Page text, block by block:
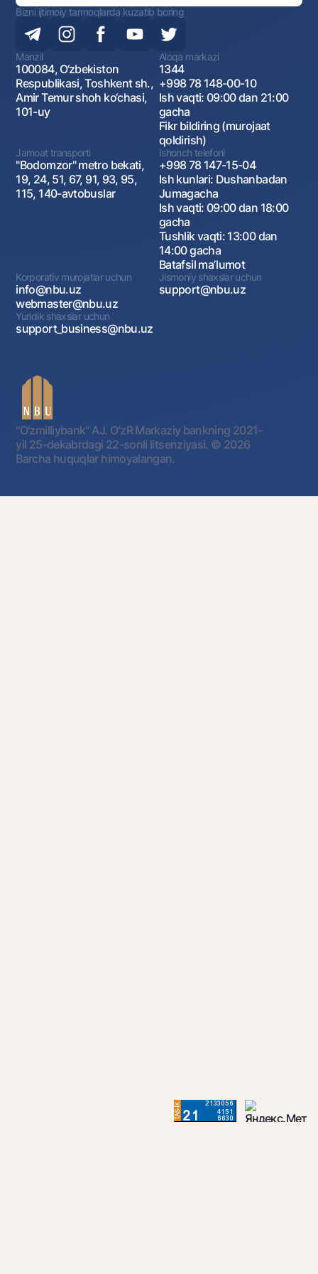
Bizni ijtimoiy tarmoqlarda kuzatib boring
Manzil
100084, O‘zbekiston
Respublikasi, Toshkent sh.,
Amir Temur shoh ko‘chasi,
101-uy
Aloqa markazi
1344
+998 78 148-00-10
Ish vaqti: 09:00 dan 21:00
gacha
Fikr bildiring (murojaat
qoldirish)
Jamoat transporti
"Bodomzor" metro bekati,
19, 24, 51, 67, 91, 93, 95,
115, 140-avtobuslar
Ishonch telefoni
+998 78 147-15-04
Ish kunlari: Dushanbadan
Jumagacha
Ish vaqti: 09:00 dan 18:00
gacha
Tushlik vaqti: 13:00 dan
14:00 gacha
Batafsil maʼlumot
Korporativ murojatlar uchun
info@nbu.uz
webmaster@nbu.uz
Jismoniy shaxslar uchun
support@nbu.uz
Yuridik shaxslar uchun
support_business@nbu.uz
"O'zmilliybank" AJ. OʻzR Markaziy bankning 2021-
yil 25-dekabrdagi 22-sonli litsenziyasi. © 2026
Barcha huquqlar himoyalangan.